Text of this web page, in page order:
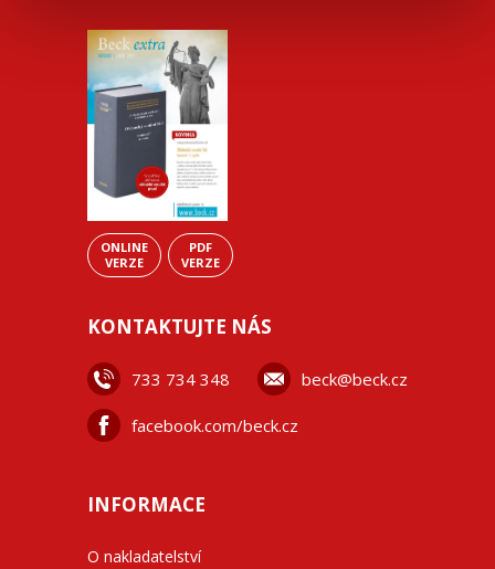
ONLINE
VERZE
PDF
VERZE
KONTAKTUJTE NÁS
733 734 348 beck@beck.cz
facebook.com/beck.cz
INFORMACE
O nakladatelství